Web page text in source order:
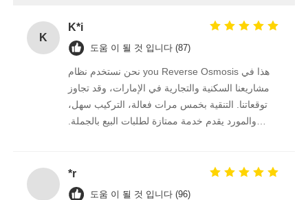
회사 소개
품질 관리
연락처
K
K*i
도움 이 될 것 입니다 (87)
نحن نستخدم نظام you Reverse Osmosis هذا في
مشاريعنا السكنية والتجارية في الإمارات، وقد تجاوز
توقعاتنا. التنقية بخمس مرات فعالة، التركيب سهل،
والمورد يقدم خدمة ممتازة لطلبات البيع بالجملة.
*r
도움 이 될 것 입니다 (96)